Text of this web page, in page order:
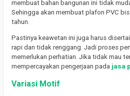
membuat bahan bangunan ini tidak
Sehingga akan membuat plafon PVC
tahun.
Pastinya keawetan ini juga harus
rapi dan tidak renggang. Jadi proses
memerlukan perhatian. Jika tidak mau
mempercayakan pengerjaan pada jasa
Variasi Motif